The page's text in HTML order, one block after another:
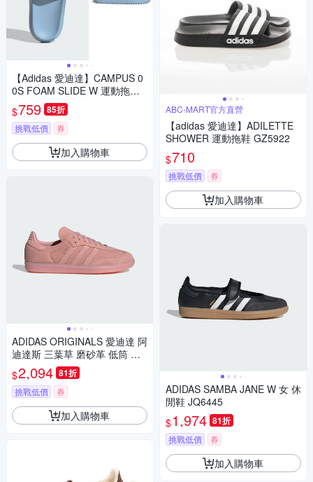
【Adidas 愛迪達】CAMPUS 0
0S FOAM SLIDE W 運動拖鞋
女 A-IH1625
$759 85折
挑戰低價 券
加入購物車
ADIDAS ORIGINALS 愛迪達 阿
迪達斯 三葉草 磨砂革 低筒 女
休閒運動鞋-粉色 SAMBA OG
W-JS0194
$2,094 81折
挑戰低價 券
加入購物車
ABC-MART官方直營
【adidas 愛迪達】ADILETTE
SHOWER 運動拖鞋 GZ5922
$710
挑戰低價 券
加入購物車
ADIDAS SAMBA JANE W 女 休
閒鞋 JQ6445
$1,974 81折
挑戰低價 券
加入購物車